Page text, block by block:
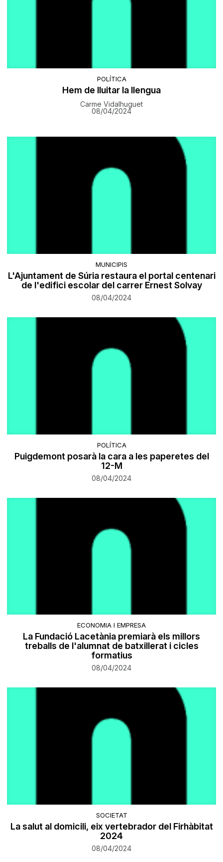
POLÍTICA
Hem de lluitar la llengua
Carme Vidalhuguet
08/04/2024
MUNICIPIS
L'Ajuntament de Súria restaura el portal centenari
de l'edifici escolar del carrer Ernest Solvay
08/04/2024
POLÍTICA
Puigdemont posarà la cara a les paperetes del
12-M
08/04/2024
ECONOMIA I EMPRESA
La Fundació Lacetània premiarà els millors
treballs de l'alumnat de batxillerat i cicles
formatius
08/04/2024
SOCIETAT
La salut al domicili, eix vertebrador del Firhàbitat
2024
08/04/2024